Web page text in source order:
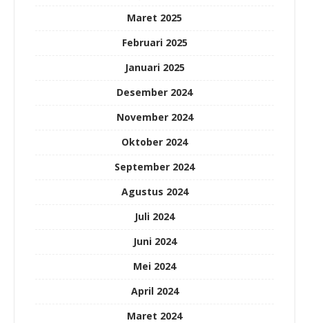
Maret 2025
Februari 2025
Januari 2025
Desember 2024
November 2024
Oktober 2024
September 2024
Agustus 2024
Juli 2024
Juni 2024
Mei 2024
April 2024
Maret 2024